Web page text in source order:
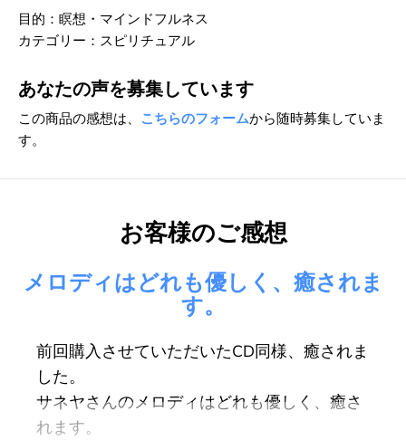
目的：瞑想・マインドフルネス
カテゴリー：スピリチュアル
あなたの声を募集しています
この商品の感想は、 こちらのフォームから随時募集していま
す。
お客様のご感想
メロディはどれも優しく、癒されま
す。
前回購入させていただいたCD同様、癒されま
した。
サネヤさんのメロディはどれも優しく、癒さ
れます。